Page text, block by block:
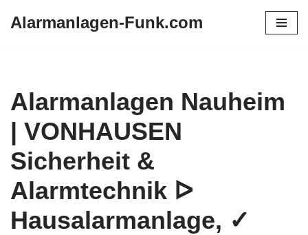
Alarmanlagen-Funk.com
Alarmanlagen Nauheim
| VONHAUSEN
Sicherheit &
Alarmtechnik ᐅ
Hausalarmanlage, ✓